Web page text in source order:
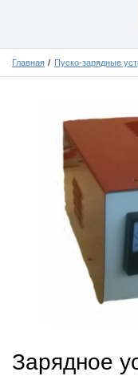
Главная Пуско-зарядные
Зарядное